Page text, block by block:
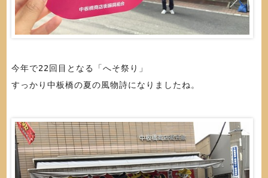
今年で22回目となる「へそ祭り」
すっかり中板橋の夏の風物詩になりましたね。